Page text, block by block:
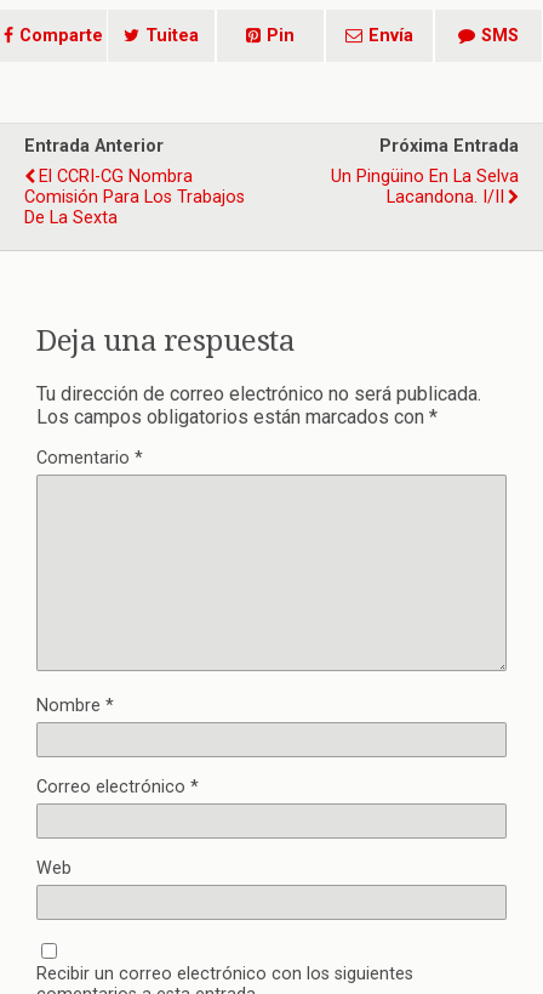
Comparte Tuitea Pin Envía SMS
Entrada Anterior
El CCRI-CG Nombra
Comisión Para Los Trabajos
De La Sexta
Próxima Entrada
Un Pingüino En La Selva
Lacandona. I/II
Deja una respuesta
Tu dirección de correo electrónico no será publicada.
Los campos obligatorios están marcados con *
Comentario *
Nombre *
Correo electrónico *
Web
Recibir un correo electrónico con los siguientes